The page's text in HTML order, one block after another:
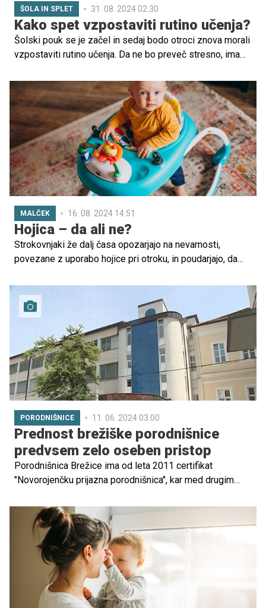
ŠOLA IN SPLET 31. 08. 2024 02.30
Kako spet vzpostaviti rutino učenja?
Šolski pouk se je začel in sedaj bodo otroci znova morali
vzpostaviti rutino učenja. Da ne bo preveč stresno, ima
za uspešno učenje, za njih odličen nasvet. Pa tudi za
njihove starše, ki jim morajo biti v oporo.
MALČEK 16. 08. 2024 14.51
Hojica – da ali ne?
Strokovnjaki že dalj časa opozarjajo na nevarnosti,
povezane z uporabo hojice pri otroku, in poudarjajo, da
otrok. Več o tem pa v spodnjem prispevku.
PORODNIŠNICE 11. 06. 2024 03.00
Prednost brežiške porodnišnice
predvsem zelo oseben pristop
Porodnišnica Brežice ima od leta 2011 certifikat
"Novorojenčku prijazna porodnišnica", kar med drugim
oziroma tako imenovano "rooming in". Na ginekološko-
porodnem oddelku letno pričakajo okoli 500
novorojenčkov, povprečen odstotek carskih rezov pa je
približno 20 odstotkov.